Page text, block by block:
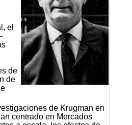
el
de
de
de Krugman en
centrado en Mercados